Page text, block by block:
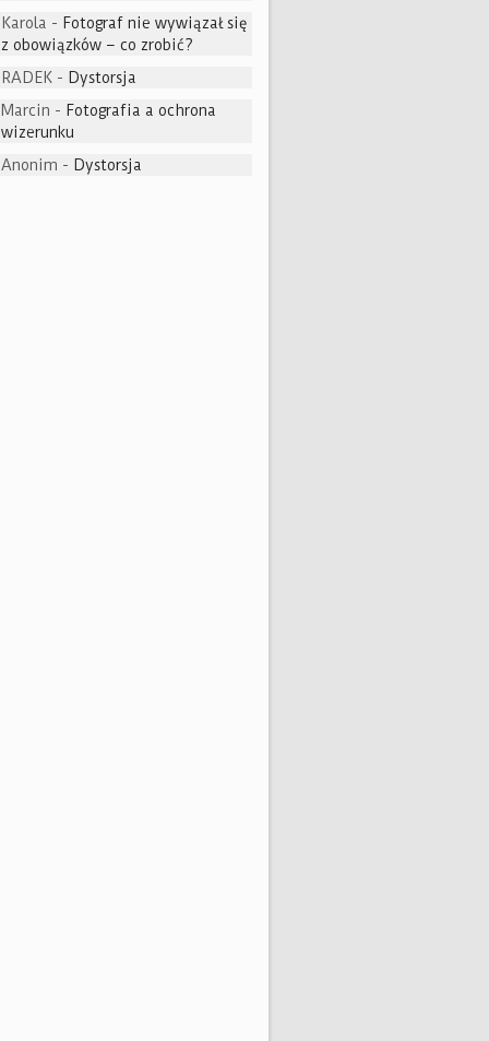
Karola - Fotograf nie wywiązał się
z obowiązków – co zrobić?
RADEK - Dystorsja
Marcin - Fotografia a ochrona
wizerunku
Anonim - Dystorsja